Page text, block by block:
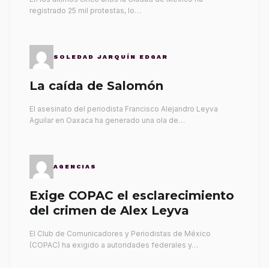
registrado 25 mil protestas, lo…
SOLEDAD JARQUÍN EDGAR
La caída de Salomón
El asesinato del periodista Francisco Alejandro Leyva
Aguilar en Oaxaca ha generado una ola de…
AGENCIAS
Exige COPAC el esclarecimiento
del crimen de Alex Leyva
El Club de Comunicadores y Periodistas de México
(COPAC) ha exigido a autoridades federales y…